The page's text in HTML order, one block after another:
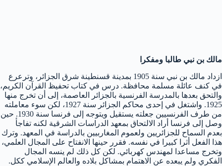
مالك بن نبي طالبا ومفكرا
ازداد مالك بن نبي سنة 1905 بمدينة قسنطينة شرق الجزائر، وترعرع
في كنف عائلة مسلمة محافظة. درس في كتاب تحفيظ القرآن الكريم،
والتحق بعدها بالمدرسة الفرنسية بالجزائر العاصمة، إلى أن تخرج منها
1925. واشتغل في إحدى محاكم الجزائر سنة 1927، لكن سوء معاملته
من طرف الفرنسيين جعلته يستقيل ويتوجه إلى فرنسا سنة 1930. حين
وصل إلى فرنسا أراد الالتحاق بمعهد الدراسات الشرقية لكنه تفاجأ
بعدم السماح للجزائريين ولعموم المغاربيين بالدراسة في المعهد. وترك
هذا الفعل أثرا كبيرا في نفسه. فقرر حينها الانفتاح على المجال العلمي،
وتخرج مساعدا لمهندس كهربائي. لكن كل ذلك لم ينسه المجال
الفكري ولم يبعده عن الاهتمام بمشاكل بلاده والعالم الإسلامي ككل.